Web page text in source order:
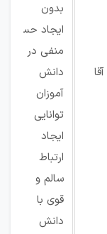
آقا
بدون
ایجاد حس
منفی در
دانش
آموزان
توانایی
ایجاد
ارتباط
سالم و
قوی با
دانش